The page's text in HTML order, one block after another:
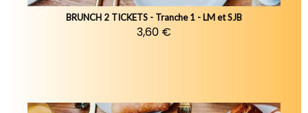
BRUNCH 2 TICKETS - Tranche 1 - LM et SJB
3,60 €